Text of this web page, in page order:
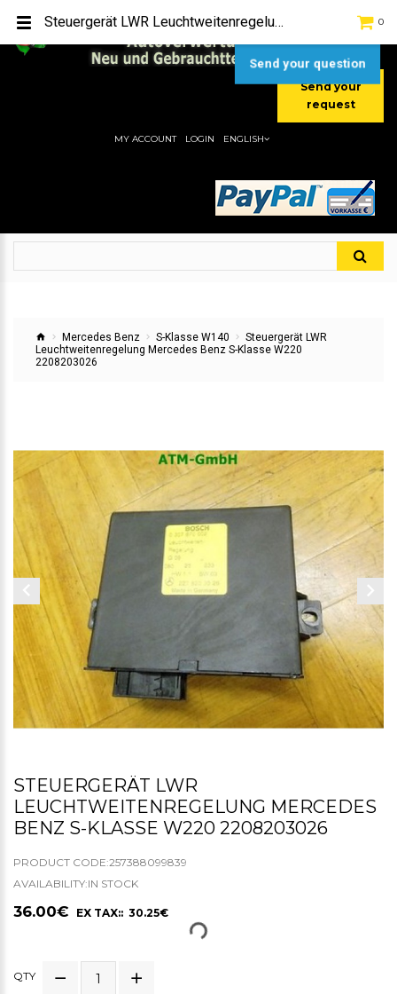
[+49] (0) 2232-5205
[+49] (0) 177 / 4080033
Send your
request
0
MY ACCOUNT LOGIN ENGLISH
Mercedes Benz S-Klasse W140
Steuergerät LWR
Leuchtweitenregelung Mercedes Benz S-Klasse W220
2208203026
STEUERGERÄT LWR
LEUCHTWEITENREGELUNG MERCEDES
BENZ S-KLASSE W220 2208203026
PRODUCT CODE:257388099839
AVAILABILITY:IN STOCK
36.00€ EX TAX:: 30.25€
QTY
Steuergerät LWR Leuchtweitenregelung Mercedes Benz S-Klasse W220 2208203026
Send your question